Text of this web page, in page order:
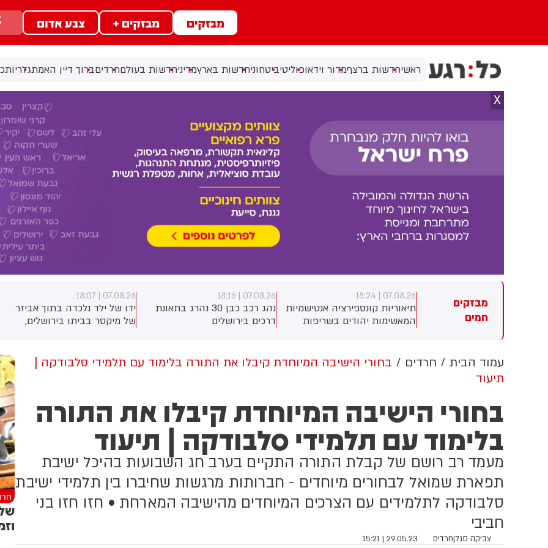
מבזקים מבזקים + צבע אדום
ראשיחדשות ברצףמדור וידאופוליטיביטחוניחדשות בארץמדיניחדשות בעולםחרדיםברוך דיין האמתגלריות
X
מבזקים
חמים
פצועים, בהם שני ילדים,
שונות מהתהפכות
סמוך לחוף הצפוני
רפואי בזירה
07.08.26 | 18:24
תיאוריות קונספירציה אנטישמיות
המאשימות יהודים בשריפות
עולה מניתוח חדש של
בצרפתית, אנגלית וספרדית,
בטענה שיהודים הם שהציתו
במכוון את השריפות בצרפת,
ספרד ונורבגיה בטרה להרוויח
פוליטית או כלכלית מהמצב.
07.08.26 | 18:16
נהג רכב כבן 30 נהרג בתאונת
דרכים בירושלים
07.08.26 | 18:07
ידו של ילד נלכדה בתוך אביזר
של מיקסר בביתו בירושלים,
עמוד הבית חרדים
בחורי הישיבה המיוחדת קיבלו את התורה בלימוד עם תלמידי סלבודקה |
תיעוד
בחורי הישיבה המיוחדת קיבלו את התורה
בלימוד עם תלמידי סלבודקה | תיעוד
מעמד רב רושם של קבלת התורה התקיים בערב חג השבועות בהיכל ישיבת
תפארת שמואל לבחורים מיוחדים - חברותות מרגשות שחיברו בין תלמידי ישיבת
סלבודקה לתלמידים עם הצרכים המיוחדים מהישיבה המארחת • חזו חזו בני
חביבי
צביקה סגל|חרדים 29.05.23 | 15:21